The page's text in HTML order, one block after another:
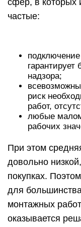
сфер, в которых
частые:
гарантирует
надзора;
риск
работ,
любые
рабочих
При этом
довольно
покупках.
для
монтажных
оказывается